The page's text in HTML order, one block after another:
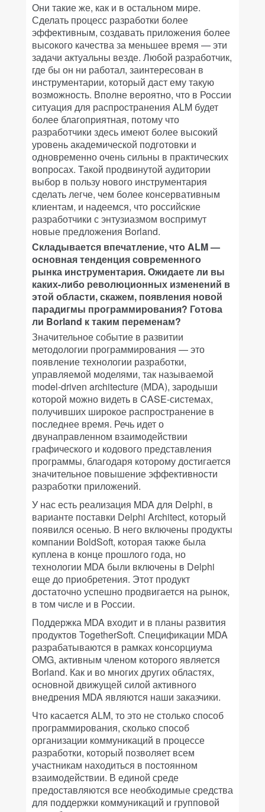
Они такие же, как и в остальном мире.
Сделать процесс разработки более
эффективным, создавать приложения более
высокого качества за меньшее время — эти
задачи актуальны везде. Любой разработчик,
где бы он ни работал, заинтересован в
инструментарии, который даст ему такую
возможность. Вполне вероятно, что в России
ситуация для распространения ALM будет
более благоприятная, потому что
разработчики здесь имеют более высокий
уровень академической подготовки и
одновременно очень сильны в практических
вопросах. Такой продвинутой аудитории
выбор в пользу нового инструментария
сделать легче, чем более консервативным
клиентам, и надеемся, что российские
разработчики с энтузиазмом воспримут
новые предложения Borland.
Складывается впечатление, что ALM —
основная тенденция современного
рынка инструментария. Ожидаете ли вы
каких-либо революционных изменений в
этой области, скажем, появления новой
парадигмы программирования? Готова
ли Borland к таким переменам?
Значительное событие в развитии
методологии программирования — это
появление технологии разработки,
управляемой моделями, так называемой
model-driven architecture (MDA), зародыши
которой можно видеть в CASE-системах,
получивших широкое распространение в
последнее время. Речь идет о
двунаправленном взаимодействии
графического и кодового представления
программы, благодаря которому достигается
значительное повышение эффективности
разработки приложений.
У нас есть реализация MDA для Delphi, в
варианте поставки Delphi Architect, который
появился осенью. В него включены продукты
компании BoldSoft, которая также была
куплена в конце прошлого года, но
технологии MDA были включены в Delphi
еще до приобретения. Этот продукт
достаточно успешно продвигается на рынок,
в том числе и в России.
Поддержка MDA входит и в планы развития
продуктов TogetherSoft. Спецификации MDA
разрабатываются в рамках консорциума
OMG, активным членом которого является
Borland. Как и во многих других областях,
основной движущей силой активного
внедрения MDA являются наши заказчики.
Что касается ALM, то это не столько способ
программирования, сколько способ
организации коммуникаций в процессе
разработки, который позволяет всем
участникам находиться в постоянном
взаимодействии. В единой среде
предоставляются все необходимые средства
для поддержки коммуникаций и групповой